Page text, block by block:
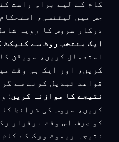
کام کے لیے براہِ راست
جس میں لیٹنسی،
درکار سروس کا رویہ
ایک منتخب روٹ سے کنیکٹ
استعمال کریں، سویڈن
کریں، اور ایک ہی وقت
قواعد تبدیل کرنے سے
نتیجے کا موازنہ کریں:
کریں، سروس کی شرائط
کو صرف اس وقت برقرار
نتیجہ ریموٹ ورک کے